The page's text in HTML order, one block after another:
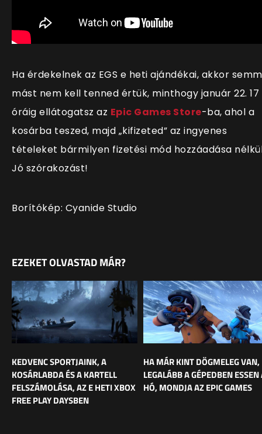
Ha érdekelnek az EGS e heti ajándékai, akkor
mást nem kell tenned értük, minthogy január 22. 17
óráig ellátogatsz az Epic Games Store-ba, ahol a
kosárba teszed, majd „kifizeted” az ingyenes
tételeket bármilyen fizetési mód hozzáadása
Jó szórakozást!
Borítókép: Cyanide Studio
EZEKET OLVASTAD MÁR?
KEDVENC SPORTJAINK, A
KOSÁRLABDA ÉS A KARTELL
FELSZÁMOLÁSA, AZ E HETI XBOX
FREE PLAY DAYSBEN
HA MÁR KINT DÖGMELEG VAN,
LEGALÁBB A GÉPEDBEN ESSEN
HÓ, MONDJA AZ EPIC GAMES